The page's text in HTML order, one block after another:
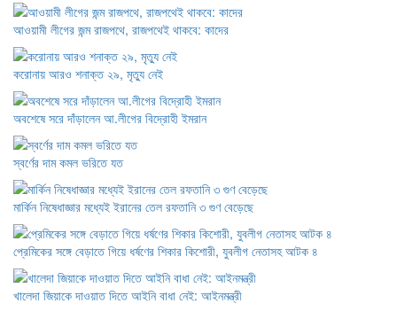
আওয়ামী লীগের জন্ম রাজপথে, রাজপথেই থাকবে: কাদের
করোনায় আরও শনাক্ত ২৯, মৃত্যু নেই
অবশেষে সরে দাঁড়ালেন আ.লীগের বিদ্রোহী ইমরান
স্বর্ণের দাম কমল ভরিতে যত
মার্কিন নিষেধাজ্ঞার মধ্যেই ইরানের তেল রফতানি ৩ গুণ বেড়েছে
প্রেমিকের সঙ্গে বেড়াতে গিয়ে ধর্ষণের শিকার কিশোরী, যুবলীগ নেতাসহ আটক ৪
খালেদা জিয়াকে দাওয়াত দিতে আইনি বাধা নেই: আইনমন্ত্রী